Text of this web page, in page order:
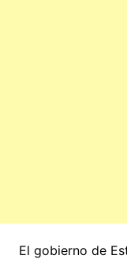
El gobierno de